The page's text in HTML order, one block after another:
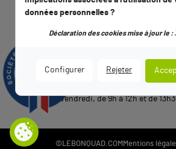
Contactez-
vendredi, de 9h à 12h et de
©LEBONQUAD.COM Mentions
données personnelles ?
Configurer Rejeter
Déclaration des cookies mise à jour le :
/10